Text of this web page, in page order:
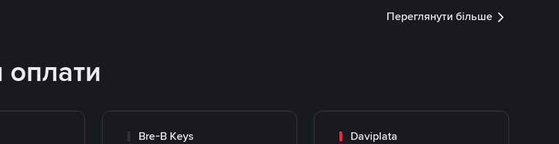
Переглянути більше
оплати
Bre-B Keys Daviplata